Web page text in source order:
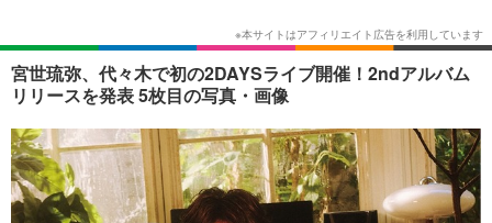
ショッピング その他
宮世琉弥、代々木で初の2DAYSライブ開催！2ndアルバム
リリースを発表 5枚目の写真・画像